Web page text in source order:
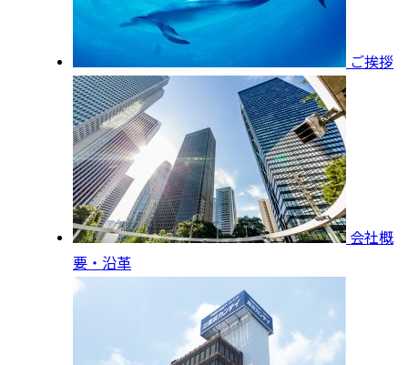
ご挨拶
会社概
要・沿革